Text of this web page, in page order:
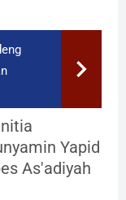
Yapid
As'adiyah